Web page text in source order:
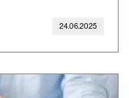
24.06.2025